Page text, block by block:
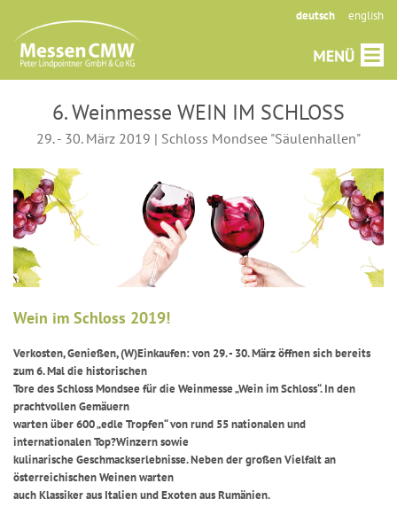
deutsch english
6. Weinmesse WEIN IM SCHLOSS
29. - 30. März 2019 | Schloss Mondsee "Säulenhallen"
Wein im Schloss 2019!
Verkosten, Genießen, (W)Einkaufen: von 29. - 30. März öffnen sich bereits
zum 6. Mal die historischen
Tore des Schloss Mondsee für die Weinmesse „Wein im Schloss“. In den
prachtvollen Gemäuern
warten über 600 „edle Tropfen“ von rund 55 nationalen und
internationalen Top?Winzern sowie
kulinarische Geschmackserlebnisse. Neben der großen Vielfalt an
österreichischen Weinen warten
auch Klassiker aus Italien und Exoten aus Rumänien.